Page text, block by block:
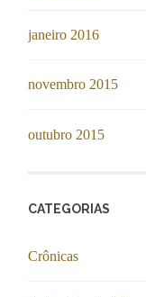
janeiro 2016
novembro 2015
outubro 2015
CATEGORIAS
Crônicas